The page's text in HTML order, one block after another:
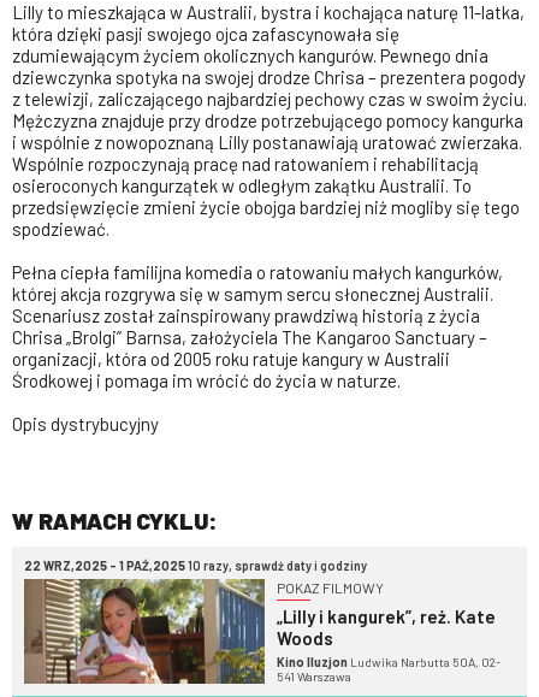
Lilly to mieszkająca w Australii, bystra i kochająca naturę 11-latka,
która dzięki pasji swojego ojca zafascynowała się
zdumiewającym życiem okolicznych kangurów. Pewnego dnia
dziewczynka spotyka na swojej drodze Chrisa – prezentera pogody
z telewizji, zaliczającego najbardziej pechowy czas w swoim życiu.
Mężczyzna znajduje przy drodze potrzebującego pomocy kangurka
i wspólnie z nowopoznaną Lilly postanawiają uratować zwierzaka.
Wspólnie rozpoczynają pracę nad ratowaniem i rehabilitacją
osieroconych kangurzątek w odległym zakątku Australii. To
przedsięwzięcie zmieni życie obojga bardziej niż mogliby się tego
spodziewać.
Pełna ciepła familijna komedia o ratowaniu małych kangurków,
której akcja rozgrywa się w samym sercu słonecznej Australii.
Scenariusz został zainspirowany prawdziwą historią z życia
Chrisa „Brolgi” Barnsa, założyciela The Kangaroo Sanctuary –
organizacji, która od 2005 roku ratuje kangury w Australii
Środkowej i pomaga im wrócić do życia w naturze.
Opis dystrybucyjny
W RAMACH CYKLU:
22 WRZ,2025 - 1 PAŹ,202510 razy, sprawdź daty i godziny
POKAZ FILMOWY
„Lilly i kangurek”, reż. Kate
Woods
Kino Iluzjon Ludwika Narbutta 50A, 02-
541 Warszawa